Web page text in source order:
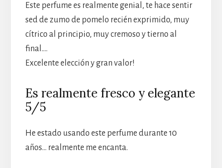
Este perfume es realmente genial, te hace sentir
sed de zumo de pomelo recién exprimido, muy
cítrico al principio, muy cremoso y tierno al
final….
Excelente elección y gran valor!
Es realmente fresco y elegante
5/5
He estado usando este perfume durante 10
años… realmente me encanta.